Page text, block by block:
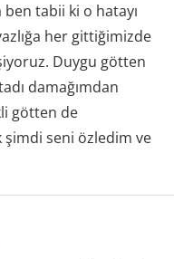
tabii ki o hatayı
her gittiğimizde
Duygu götten
damağımdan
götten de
şimdi seni özledim ve